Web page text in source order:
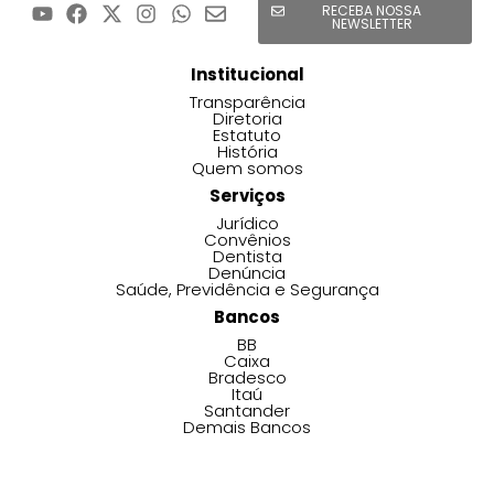
RECEBA NOSSA
NEWSLETTER
Institucional
Transparência
Diretoria
Estatuto
História
Quem somos
Serviços
Jurídico
Convênios
Dentista
Denúncia
Saúde, Previdência e Segurança
Bancos
BB
Caixa
Bradesco
Itaú
Santander
Demais Bancos